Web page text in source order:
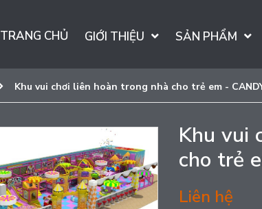
TRANG CHỦ GIỚI THIỆU SẢN PHẨM
Khu vui chơi liên hoàn trong nhà cho trẻ em -
Khu vui
cho trẻ
Liên hệ